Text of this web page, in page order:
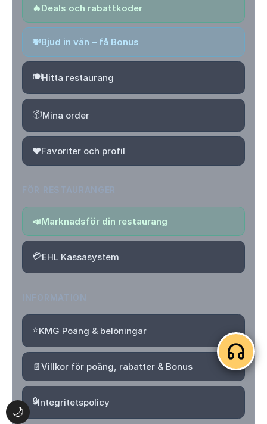
🌙
🔥Deals och rabattkoder
💸Bjud in vän – få Bonus
🍽️Hitta restaurang
📦Mina order
❤️Favoriter och profil
📣Marknadsför din restaurang
💳EHL Kassasystem
⭐KMG Poäng & belöningar
📄Villkor för poäng, rabatter & Bonus
🔒Integritetspolicy